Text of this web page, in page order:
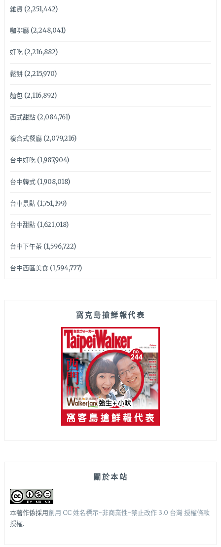
雜貨 (2,251,442)
咖啡廳(2,248,041)
好吃(2,216,882)
鬆餅(2,215,970)
麵包(2,116,892)
西式甜點(2,084,761)
複合式餐廳(2,079,216)
台中好吃(1,987,904)
台中韓式(1,908,018)
台中景點(1,751,199)
台中甜點(1,621,018)
台中下午茶(1,596,722)
台中西區美食(1,594,777)
窩克島搶鮮報代表
關於本站
本著作係採用創用 CC 姓名標示-非商業性-禁止改作 3.0 台灣 授權條款
授權.